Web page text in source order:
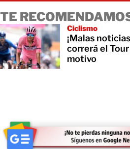
TE
Ciclismo
¡Malas
correrá el
motivo